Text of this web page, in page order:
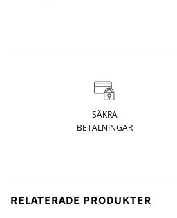
SÄKRA
BETALNINGAR
RELATERADE PRODUKTER